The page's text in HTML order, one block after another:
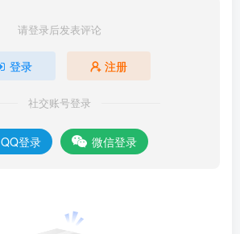
请登录后发表评论
登录 注册
社交账号登录
QQ登录 微信登录